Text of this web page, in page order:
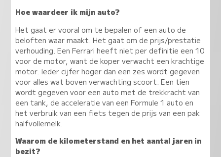
Hoe waardeer ik mijn auto?
Het gaat er vooral om te bepalen of een auto de
beloften waar maakt. Het gaat om de prijs/prestatie
verhouding. Een Ferrari heeft niet per definitie een 10
voor de motor, want de koper verwacht een krachtige
motor. Ieder cijfer hoger dan een zes wordt gegeven
voor alles wat boven verwachting scoort. Een tien
wordt gegeven voor een auto met de trekkracht van
een tank, de acceleratie van een Formule 1 auto en
het verbruik van een fiets tegen de prijs van een pak
halfvollemelk.
Waarom de kilometerstand en het aantal jaren in
bezit?